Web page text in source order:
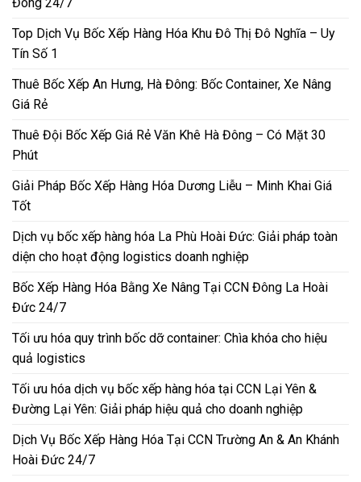
Top Dịch Vụ Bốc Xếp Hàng Hóa Khu Đô Thị Đô Nghĩa – Uy
Tín Số 1
Thuê Bốc Xếp An Hưng, Hà Đông: Bốc Container, Xe Nâng
Giá Rẻ
Thuê Đội Bốc Xếp Giá Rẻ Văn Khê Hà Đông – Có Mặt 30
Phút
Giải Pháp Bốc Xếp Hàng Hóa Dương Liễu – Minh Khai Giá
Tốt
Dịch vụ bốc xếp hàng hóa La Phù Hoài Đức: Giải pháp toàn
diện cho hoạt động logistics doanh nghiệp
Bốc Xếp Hàng Hóa Bằng Xe Nâng Tại CCN Đông La Hoài
Đức 24/7
Tối ưu hóa quy trình bốc dỡ container: Chìa khóa cho hiệu
quả logistics
Tối ưu hóa dịch vụ bốc xếp hàng hóa tại CCN Lại Yên &
Đường Lại Yên: Giải pháp hiệu quả cho doanh nghiệp
Dịch Vụ Bốc Xếp Hàng Hóa Tại CCN Trường An & An Khánh
Hoài Đức 24/7